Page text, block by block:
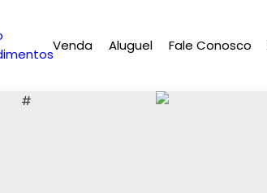
Venda Aluguel Fale Conosco